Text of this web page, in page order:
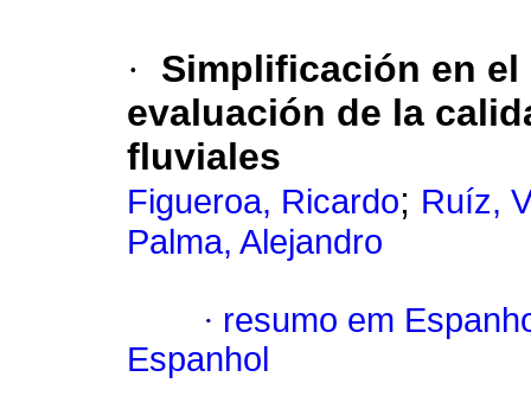
·
Simplificación en
evaluación de la
fluviales
Figueroa, Ricardo; Ruíz,
Palma, Alejandro
· resumo em
Espanhol